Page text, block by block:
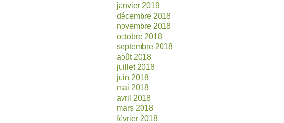
janvier 2019
décembre 2018
novembre 2018
octobre 2018
septembre 2018
août 2018
juillet 2018
juin 2018
mai 2018
avril 2018
mars 2018
février 2018